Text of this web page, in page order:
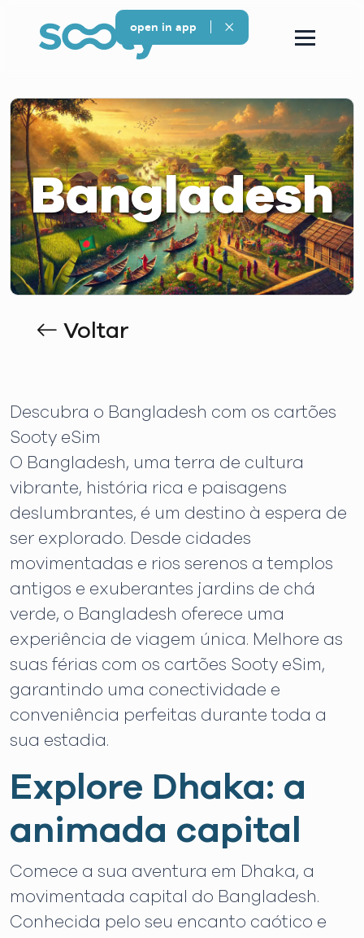
Bangladesh
Voltar
Descubra o Bangladesh com os cartões
Sooty eSim
O Bangladesh, uma terra de cultura
vibrante, história rica e paisagens
deslumbrantes, é um destino à espera de
ser explorado. Desde cidades
movimentadas e rios serenos a templos
antigos e exuberantes jardins de chá
verde, o Bangladesh oferece uma
experiência de viagem única. Melhore as
suas férias com os cartões Sooty eSim,
garantindo uma conectividade e
conveniência perfeitas durante toda a
sua estadia.
Explore Dhaka: a
animada capital
Comece a sua aventura em Dhaka, a
movimentada capital do Bangladesh.
Conhecida pelo seu encanto caótico e
open in app